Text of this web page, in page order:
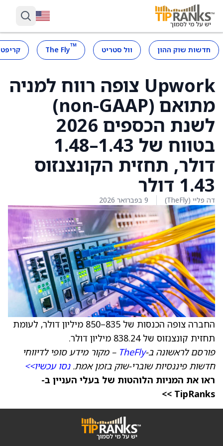
חדשות שוק ההון וול סטריט ™
The Fly
Upwork צופה רווח למניה
מתואם (non-GAAP)
לשנת הכספים 2026
בטווח של 1.43–1.48
דולר, תחזית הקונצנזוס
1.43 דולר
דה פליי (TheFly) 9 בפברואר 2026
החברה צופה הכנסות של 835–850 מיליון דולר, לעומת
תחזית קונצנזוס של 838.24 מיליון דולר.
פורסם לראשונה ב-TheFly – מקור מידע סופי לדיווחי
חדשות פיננסיות שוברי-שוק בזמן אמת.נסו עכשיו>>
ראו את המניות הלוהטות של בעלי העניין ב-
TipRanks >>